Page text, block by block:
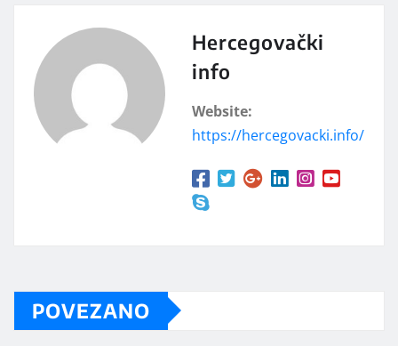
Hercegovački
info
Website:
https://hercegovacki.info/
POVEZANO